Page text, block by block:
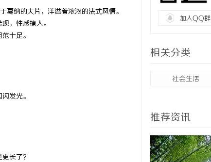
纳的大片，洋溢着浓浓的法式风情。
，性感撩人。
十足。
发光。
长了？
加入QQ群
相关分类
社会生活
推荐资讯